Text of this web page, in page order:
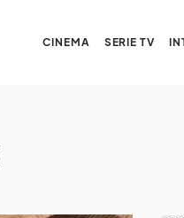
CINEMA SERIE TV